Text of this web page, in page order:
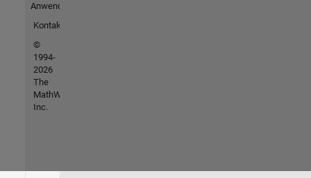
Anwendungen
Kontakt
©
1994-
2026
The
MathWorks,
Inc.